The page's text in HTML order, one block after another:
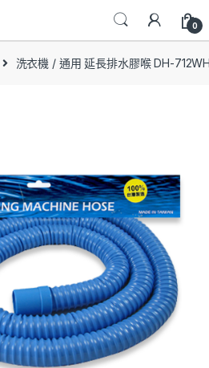
0
洗衣機 / 通用 延長排水膠喉 DH-